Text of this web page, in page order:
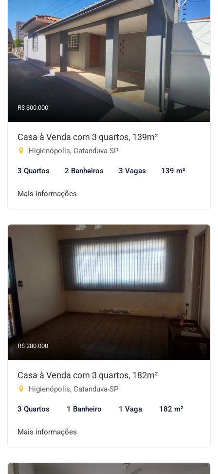
R$ 300.000
Casa à Venda com 3 quartos, 139m²
Higienópolis, Catanduva-SP
3 Quartos 2 Banheiros 3 Vagas 139 m²
Mais informações
R$ 280.000
Casa à Venda com 3 quartos, 182m²
Higienópolis, Catanduva-SP
3 Quartos 1 Banheiro 1 Vaga 182 m²
Mais informações